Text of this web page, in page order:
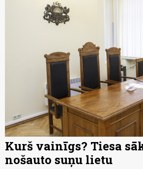
Kurš vainīgs? Tiesa
nošauto suņu lietu